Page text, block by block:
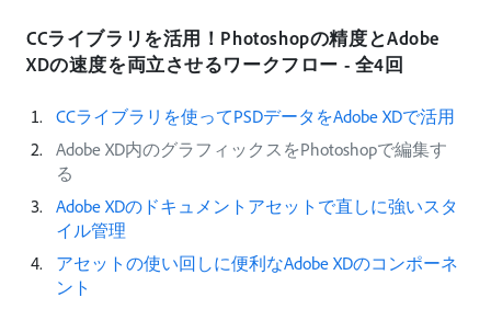
CCライブラリを活用！Photoshopの精度とAdobe
XDの速度を両立させるワークフロー - 全4回
CCライブラリを使ってPSDデータをAdobe XDで活用
Adobe XD内のグラフィックスをPhotoshopで編集す
る
Adobe XDのドキュメントアセットで直しに強いスタ
イル管理
アセットの使い回しに便利なAdobe XDのコンポーネ
ント